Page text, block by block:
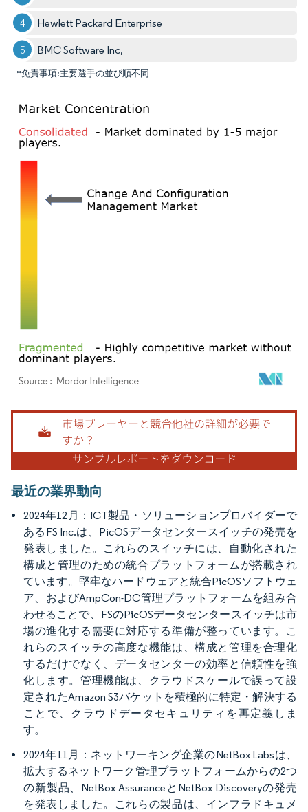
Hewlett Packard Enterprise
BMC Software Inc,
*免責事項:主要選手の並び順不同
画像 © Mordor Intelligence。再利用にはCC BY 4.0の表示が必要です。
最近の業界動向
2024年12月：ICT製品・ソリューションプロバイダーで
あるFS Inc.は、PicOSデータセンタースイッチの発売を
発表しました。これらのスイッチには、自動化された
構成と管理のための統合プラットフォームが搭載され
ています。堅牢なハードウェアと統合PicOSソフトウェ
ア、およびAmpCon-DC管理プラットフォームを組み合
わせることで、FSのPicOSデータセンタースイッチは市
場の進化する需要に対応する準備が整っています。こ
れらのスイッチの高度な機能は、構成と管理を合理化
するだけでなく、データセンターの効率と信頼性を強
化します。管理機能は、クラウドスケールで誤って設
定されたAmazon S3バケットを積極的に特定・解決する
ことで、クラウドデータセキュリティを再定義しま
す。
2024年11月：ネットワーキング企業のNetBox Labsは、
拡大するネットワーク管理プラットフォームからの2つ
の新製品、NetBox AssuranceとNetBox Discoveryの発売
を発表しました。これらの製品は、インフラドキュメ